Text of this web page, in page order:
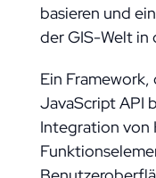
basieren und
der GIS-Welt in
Ein Framework,
JavaScript API
Integration von